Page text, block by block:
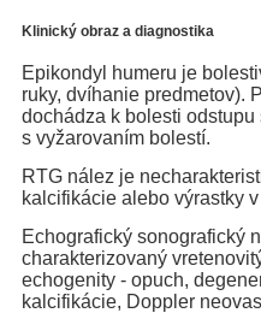
Klinický obraz a diagnostika
Epikondyl humeru je
ruky, dvíhanie predmetov).
dochádza k bolesti odstupu
s vyžarovaním bolestí.
RTG nález je
kalcifikácie alebo výrastky
Echografický sonografický
charakterizovaný
echogenity - opuch,
kalcifikácie, Doppler